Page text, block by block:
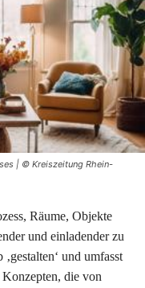
| © Kreiszeitung Rhein-
Räume, Objekte
und einladender zu
und umfasst
die von